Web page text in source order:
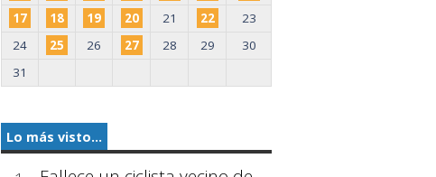
17
18 19 20 21 22
23
24
25 26 27 28 29
30
31
Lo más visto...